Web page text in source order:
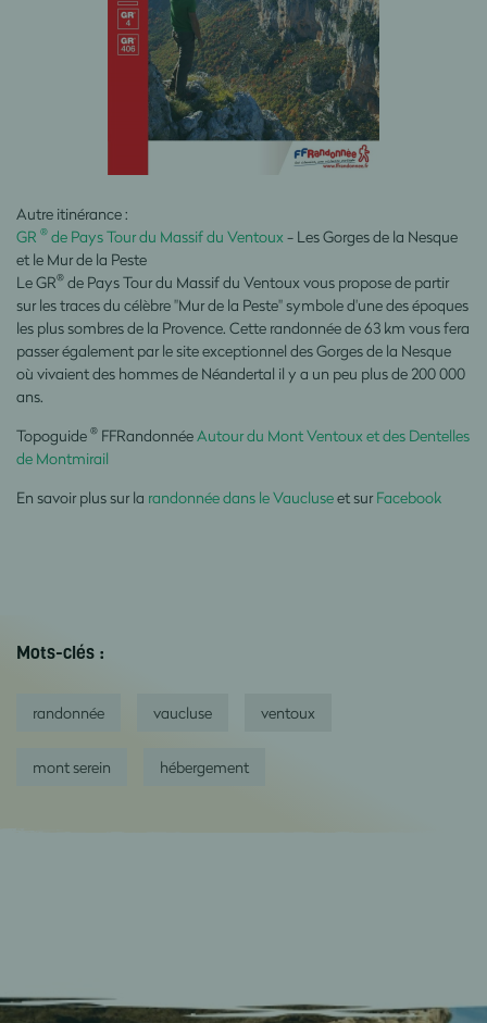
Autre itinérance :
GR ® de Pays Tour du Massif du Ventoux - Les Gorges de la Nesque
et le Mur de la Peste
Le GR® de Pays Tour du Massif du Ventoux vous propose de partir
sur les traces du célèbre "Mur de la Peste" symbole d'une des époques
les plus sombres de la Provence. Cette randonnée de 63 km vous fera
passer également par le site exceptionnel des Gorges de la Nesque
où vivaient des hommes de Néandertal il y a un peu plus de 200 000
ans.
Topoguide ® FFRandonnéeAutour du Mont Ventoux et des Dentelles
de Montmirail
En savoir plus sur la randonnée dans le Vaucluseet sur Facebook
Mots-clés :
randonnée vaucluse ventoux
mont serein hébergement